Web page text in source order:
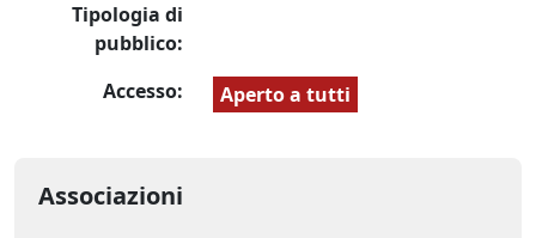
Tipologia di
pubblico:
Accesso:
Aperto a tutti
Associazioni